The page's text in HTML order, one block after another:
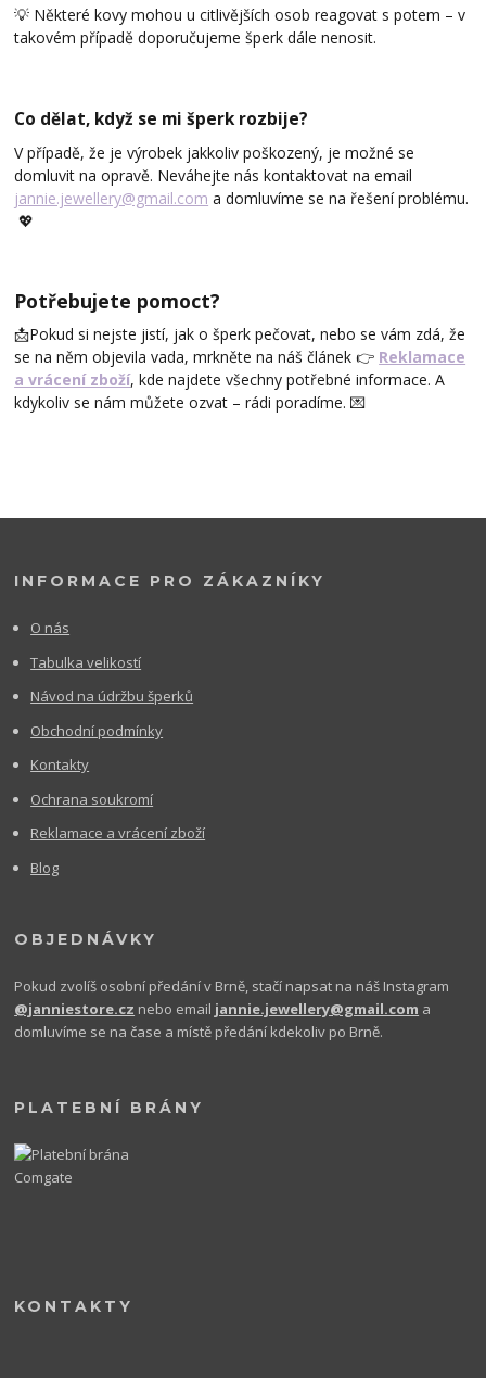
💡 Některé kovy mohou u citlivějších osob reagovat s potem – v
takovém případě doporučujeme šperk dále nenosit.
Co dělat, když se mi šperk rozbije?
V případě, že je výrobek jakkoliv poškozený, je možné se
domluvit na opravě. Neváhejte nás kontaktovat na email
jannie.jewellery@gmail.com a domluvíme se na řešení problému.
💖
Potřebujete pomoct?
📩Pokud si nejste jistí, jak o šperk pečovat, nebo se vám zdá, že
se na něm objevila vada, mrkněte na náš článek 👉 Reklamace
a vrácení zboží, kde najdete všechny potřebné informace. A
kdykoliv se nám můžete ozvat – rádi poradíme. 💌
INFORMACE PRO ZÁKAZNÍKY
O nás
Tabulka velikostí
Návod na údržbu šperků
Obchodní podmínky
Kontakty
Ochrana soukromí
Reklamace a vrácení zboží
Blog
OBJEDNÁVKY
Pokud zvolíš osobní předání v Brně, stačí napsat na náš Instagram
@janniestore.cz nebo email jannie.jewellery@gmail.com a
domluvíme se na čase a místě předání kdekoliv po Brně.
PLATEBNÍ BRÁNY
KONTAKTY